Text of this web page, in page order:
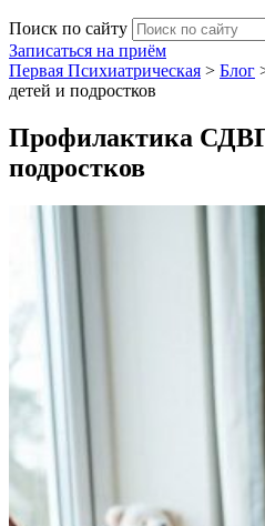
Поиск по сайту
Записаться на приём
Первая Психиатрическая > Блог
детей и подростков
Профилактика
подростков